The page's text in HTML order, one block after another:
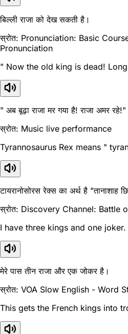
बिल्ली राजा को देख सकती है।
स्रोत: Pronunciation: Basic
Pronunciation
" Now the old king is dead!
" अब बूढ़ा राजा मर गया है! राजा अमर रहे!"
स्रोत: Music live performance
Tyrannosaurus Rex means "
टायरानोसोरस रेक्स का अर्थ है "तानाशाह
स्रोत: Discovery Channel: Battle
I have three kings and one joker.
मेरे पास तीन राजा और एक जोकर है।
स्रोत: VOA Slow English - Word
This gets the French kings into